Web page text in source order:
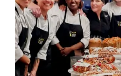
options
may
be
chosen
on